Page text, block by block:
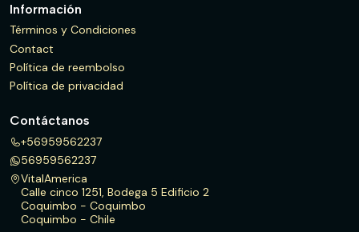
Información
Términos y Condiciones
Contact
Política de reembolso
Política de privacidad
Contáctanos
+56959562237
56959562237
VitalAmerica
Calle cinco 1251, Bodega 5 Edificio 2
Coquimbo - Coquimbo
Coquimbo - Chile